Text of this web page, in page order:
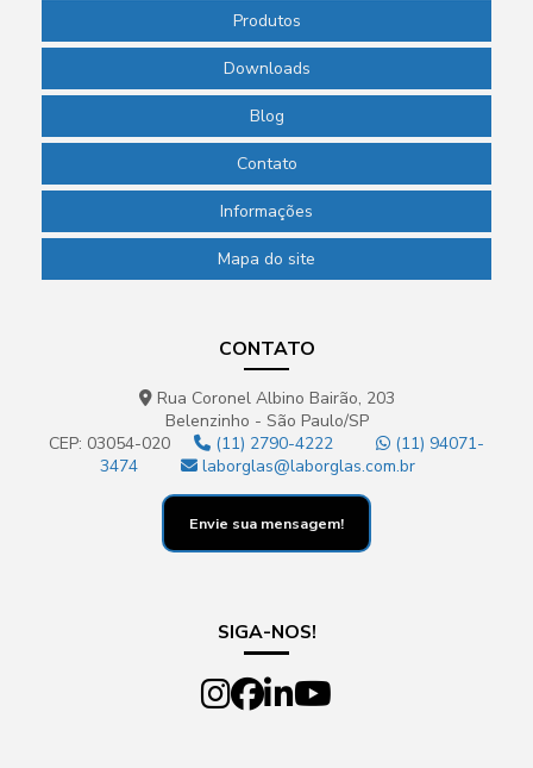
Produtos
Downloads
Blog
Contato
Informações
Mapa do site
CONTATO
Rua Coronel Albino Bairão, 203
Belenzinho - São Paulo/SP
CEP: 03054-020
(11) 2790-4222
(11) 94071-
3474
laborglas@laborglas.com.br
Envie sua mensagem!
SIGA-NOS!